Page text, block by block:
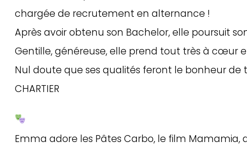
chargée de recrutement en alternance !
Après avoir obtenu son Bachelor, elle poursuit
Gentille, généreuse, elle prend tout très à cœur
Nul doute que ses qualités feront le bonheur
CHARTIER
Emma adore les Pâtes Carbo, le film Mamamia,